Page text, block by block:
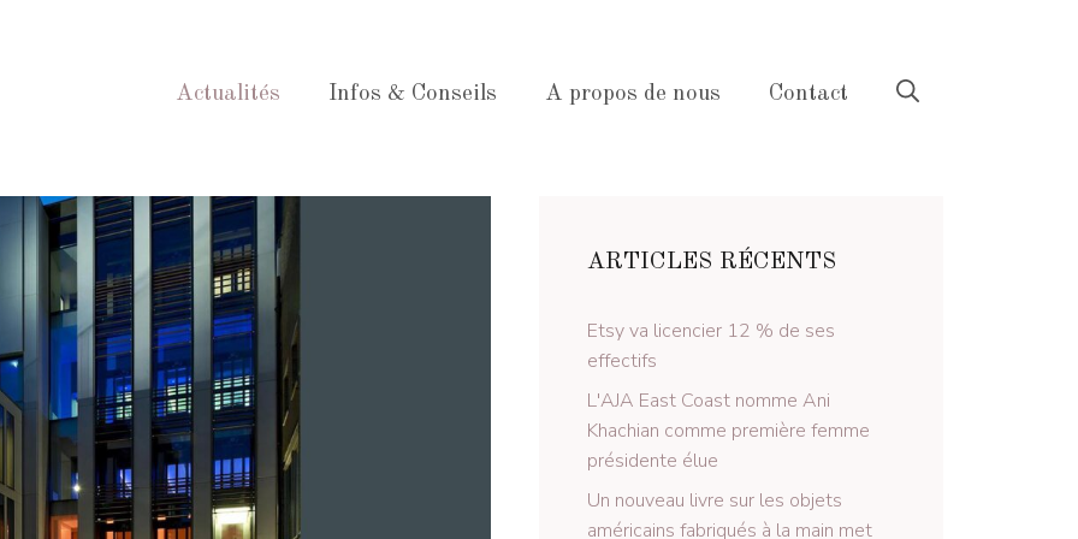
Actualités Infos & Conseils A propos de nous Contact
ARTICLES RÉCENTS
Etsy va licencier 12 % de ses
effectifs
L'AJA East Coast nomme Ani
Khachian comme première femme
présidente élue
Un nouveau livre sur les objets
américains fabriqués à la main met